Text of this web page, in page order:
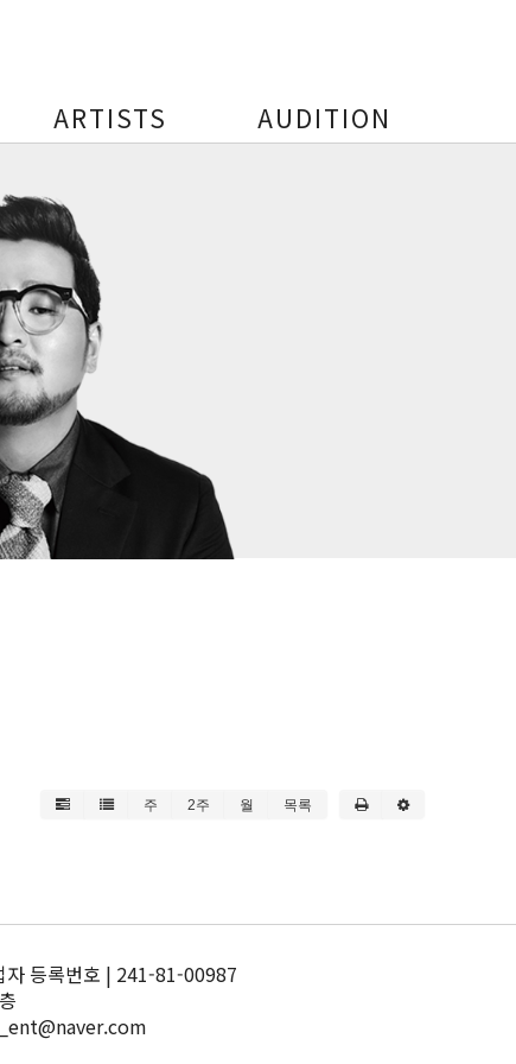
ARTISTS AUDITION
주 2주 월 목록
등록번호 | 241-81-00987